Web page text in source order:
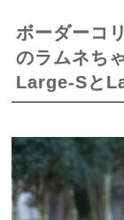
ボーダーコ
のラムネち
Large-Sと